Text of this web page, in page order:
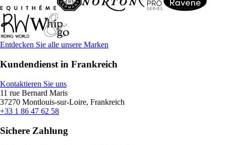
Entdecken Sie alle unsere Marken
Kundendienst in Frankreich
Kontaktieren Sie uns
11 rue Bernard Maris
37270 Montlouis-sur-Loire, Frankreich
+33 1 86 47 62 58
Sichere Zahlung